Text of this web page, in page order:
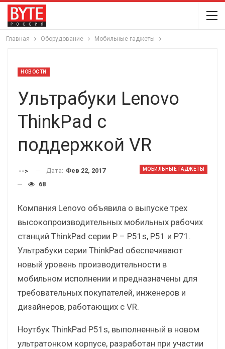
Главная Оборудование Мобильные гаджеты
НОВОСТИ
Ультрабуки Lenovo
ThinkPad с
поддержкой VR
МОБИЛЬНЫЕ ГАДЖЕТЫ
--> Дата: Фев 22, 2017
68
Компания Lenovo объявила о выпуске трех
высокопроизводительных мобильных рабочих
станций ThinkPad серии P – P51s, P51 и P71.
Ультрабуки серии ThinkPad обеспечивают
новый уровень производительности в
мобильном исполнении и предназначены для
требовательных покупателей, инженеров и
дизайнеров, работающих с VR.
Ноутбук ThinkPad P51s, выполненный в новом
ультратонком корпусе, разработан при участии